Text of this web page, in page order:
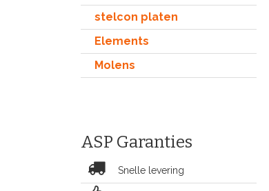
stelcon platen
Elements
Molens
ASP Garanties
Snelle levering